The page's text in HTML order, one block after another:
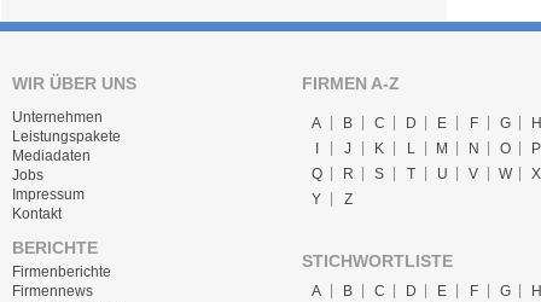
WIR ÜBER UNS
Unternehmen
Leistungspakete
Mediadaten
Jobs
Impressum
Kontakt
BERICHTE
Firmenberichte
Firmennews
FIRMEN A-Z
A B C D E F G
H
J K L M N O
P
Q
R S T U V W
X
Y
Z
STICHWORTLISTE
A B C D E F G
H